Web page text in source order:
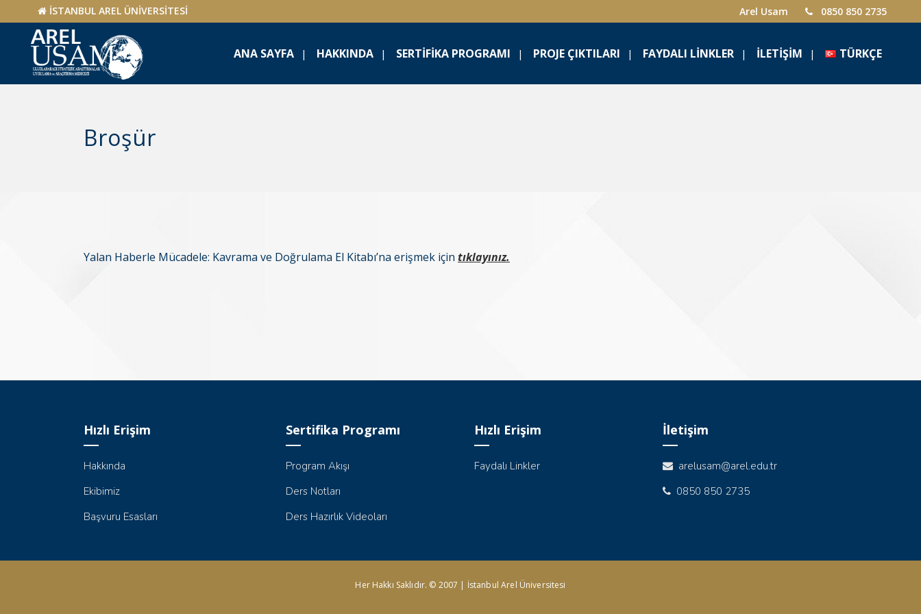
İSTANBUL AREL ÜNİVERSİTESİ Arel Usam 0850 850 2735
ANA SAYFA HAKKINDA SERTIFIKA PROGRAMI PROJE ÇIKTILARI FAYDALI LINKLER İLETIŞIM TÜRKÇE
Broşür
Yalan Haberle Mücadele: Kavrama ve Doğrulama El Kitabı’na erişmek için tıklayınız.
Hızlı Erişim
Hakkında
Ekibimiz
Başvuru Esasları
Sertifika Programı
Program Akışı
Ders Notları
Ders Hazırlık Videoları
Hızlı Erişim
Faydalı Linkler
İletişim
arelusam@arel.edu.tr
0850 850 2735
Her Hakkı Saklıdır. © 2007 | İstanbul Arel Üniversitesi